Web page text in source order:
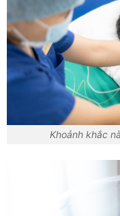
Khoảnh khắc